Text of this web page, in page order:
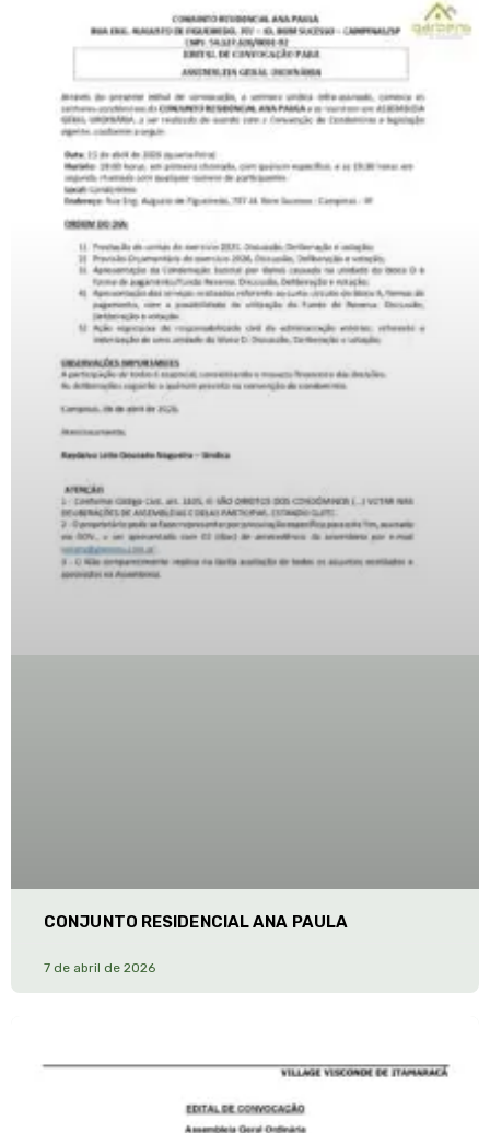
CONJUNTO RESIDENCIAL ANA PAULA
7 de abril de 2026